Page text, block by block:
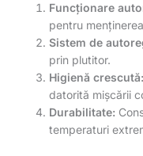
Funcționare
pentru
Sistem de
prin plutitor.
Higienă crescută:
datorită mișcării
Durabilitate:
temperaturi